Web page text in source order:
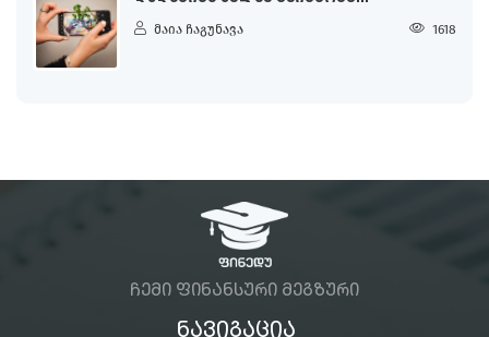
მაია ჩაგუნავა 1618
ᲩᲔᲛᲘ ᲤᲘᲜᲐᲜᲡᲣᲠᲘ ᲛᲔᲒᲖᲣᲠᲘ
ᲜᲐᲕᲘᲒᲐᲪᲘᲐ